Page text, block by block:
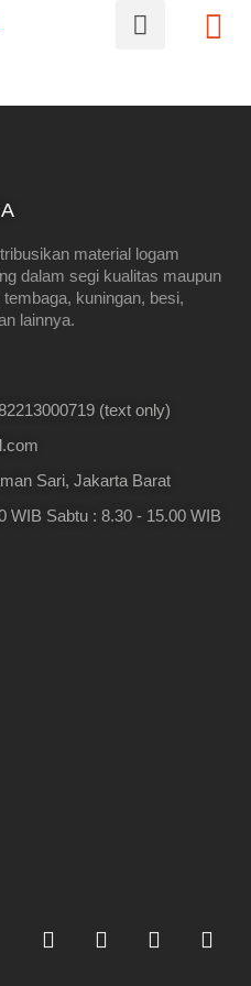
material logam
dalam segi kualitas maupun
kuningan, besi,
lainnya.
(text only)
Sari, Jakarta Barat
WIB Sabtu : 8.30 - 15.00 WIB